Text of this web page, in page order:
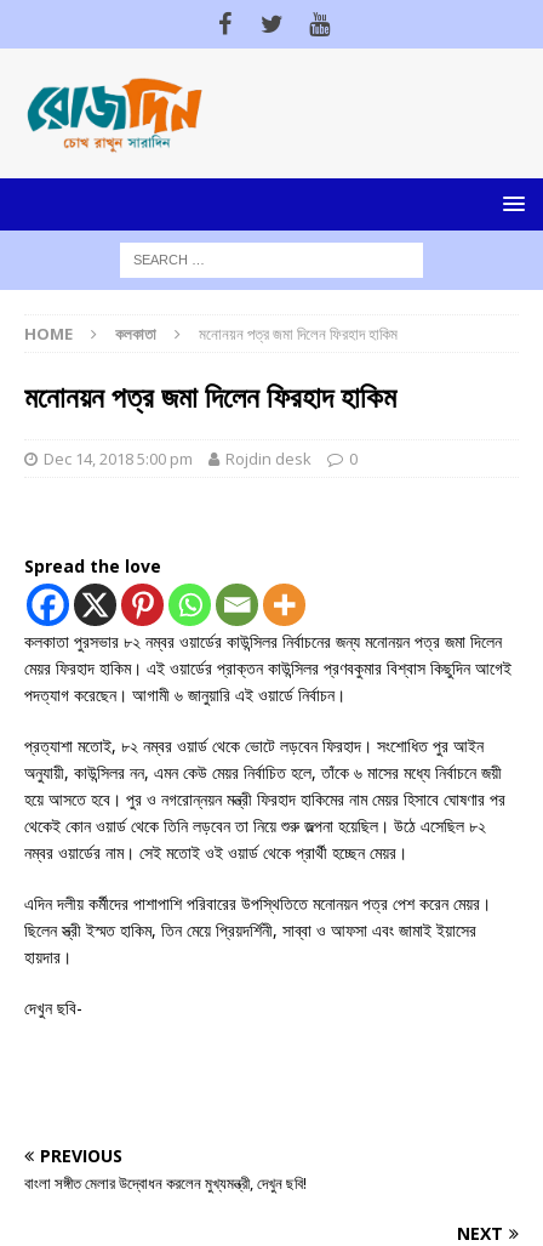
HOME কলকাতা মনোনয়ন পত্র জমা দিলেন ফিরহাদ হাকিম
মনোনয়ন পত্র জমা দিলেন ফিরহাদ হাকিম
Dec 14, 2018 5:00 pm Rojdin desk 0
Spread the love
কলকাতা পুরসভার ৮২ নম্বর ওয়ার্ডের কাউন্সিলর নির্বাচনের জন্য মনোনয়ন পত্র জমা দিলেন
মেয়র ফিরহাদ হাকিম। এই ওয়ার্ডের প্রাক্তন কাউন্সিলর প্রণবকুমার বিশ্বাস কিছুদিন আগেই
পদত্যাগ করেছেন। আগামী ৬ জানুয়ারি এই ওয়ার্ডে নির্বাচন।
প্রত্যাশা মতোই, ৮২ নম্বর ওয়ার্ড থেকে ভোটে লড়বেন ফিরহাদ। সংশোধিত পুর আইন
অনুযায়ী, কাউন্সিলর নন, এমন কেউ মেয়র নির্বাচিত হলে, তাঁকে ৬ মাসের মধ্যে নির্বাচনে জয়ী
হয়ে আসতে হবে। পুর ও নগরোন্নয়ন মন্ত্রী ফিরহাদ হাকিমের নাম মেয়র হিসাবে ঘোষণার পর
থেকেই কোন ওয়ার্ড থেকে তিনি লড়বেন তা নিয়ে শুরু জল্পনা হয়েছিল। উঠে এসেছিল ৮২
নম্বর ওয়ার্ডের নাম। সেই মতোই ওই ওয়ার্ড থেকে প্রার্থী হচ্ছেন মেয়র।
এদিন দলীয় কর্মীদের পাশাপাশি পরিবারের উপস্থিতিতে মনোনয়ন পত্র পেশ করেন মেয়র।
ছিলেন স্ত্রী ইস্মত হাকিম, তিন মেয়ে প্রিয়দর্শিনী, সাব্বা ও আফসা এবং জামাই ইয়াসের
হায়দার।
দেখুন ছবি-
PREVIOUS
বাংলা সঙ্গীত মেলার উদ্বোধন করলেন মুখ্যমন্ত্রী, দেখুন ছবি!
NEXT